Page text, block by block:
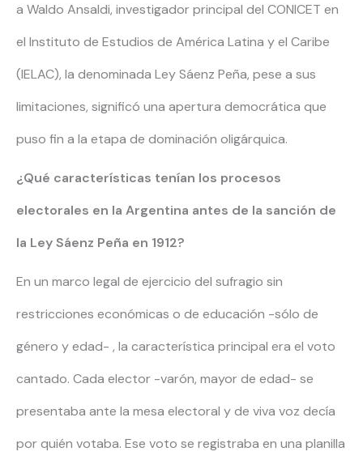
a Waldo Ansaldi, investigador principal del CONICET en
el Instituto de Estudios de América Latina y el Caribe
(IELAC), la denominada Ley Sáenz Peña, pese a sus
limitaciones, significó una apertura democrática que
puso fin a la etapa de dominación oligárquica.
¿Qué características tenían los procesos
electorales en la Argentina antes de la sanción de
la Ley Sáenz Peña en 1912?
En un marco legal de ejercicio del sufragio sin
restricciones económicas o de educación -sólo de
género y edad- , la característica principal era el voto
cantado. Cada elector -varón, mayor de edad- se
presentaba ante la mesa electoral y de viva voz decía
por quién votaba. Ese voto se registraba en una planilla